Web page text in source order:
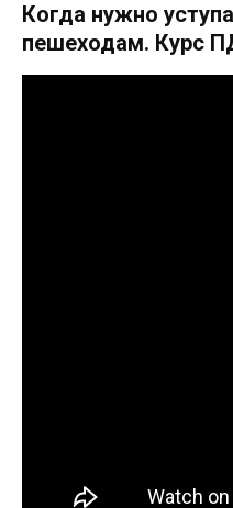
Когда нужно
пешеходам. Курс